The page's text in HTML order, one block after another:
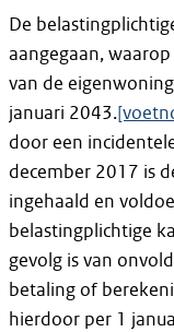
De
aangegaan,
van de
januari 2043.
door een
december 2017 is
ingehaald en
belastingplichtige
gevolg is van
betaling of
hierdoor per 1